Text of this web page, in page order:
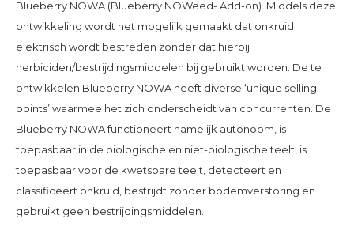
Blueberry NOWA (Blueberry NOWeed- Add-on). Middels deze
ontwikkeling wordt het mogelijk gemaakt dat onkruid
elektrisch wordt bestreden zonder dat hierbij
herbiciden/bestrijdingsmiddelen bij gebruikt worden. De te
ontwikkelen Blueberry NOWA heeft diverse ‘unique selling
points’ waarmee het zich onderscheidt van concurrenten. De
Blueberry NOWA functioneert namelijk autonoom, is
toepasbaar in de biologische en niet-biologische teelt, is
toepasbaar voor de kwetsbare teelt, detecteert en
classificeert onkruid, bestrijdt zonder bodemverstoring en
gebruikt geen bestrijdingsmiddelen.